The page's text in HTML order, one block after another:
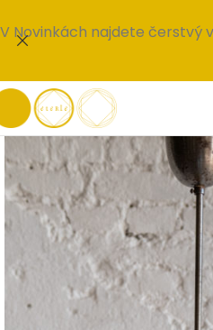
PRODÁNO
V Novinkách najdete čerstvý